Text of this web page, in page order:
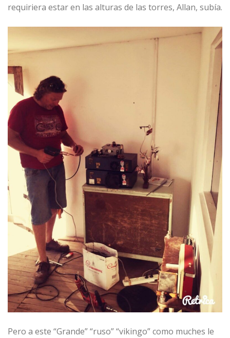
requiriera estar en las alturas de las torres, Allan, subía.
Pero a este “Grande” “ruso” “vikingo” como muches le